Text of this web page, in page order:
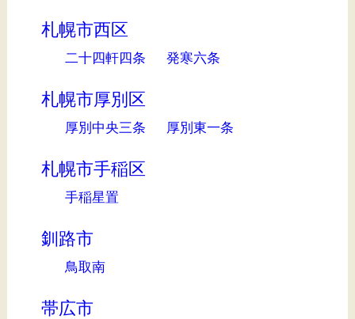
札幌市西区
二十四軒四条 発寒六条
札幌市厚別区
厚別中央三条 厚別東一条
札幌市手稲区
手稲星置
釧路市
鳥取南
帯広市